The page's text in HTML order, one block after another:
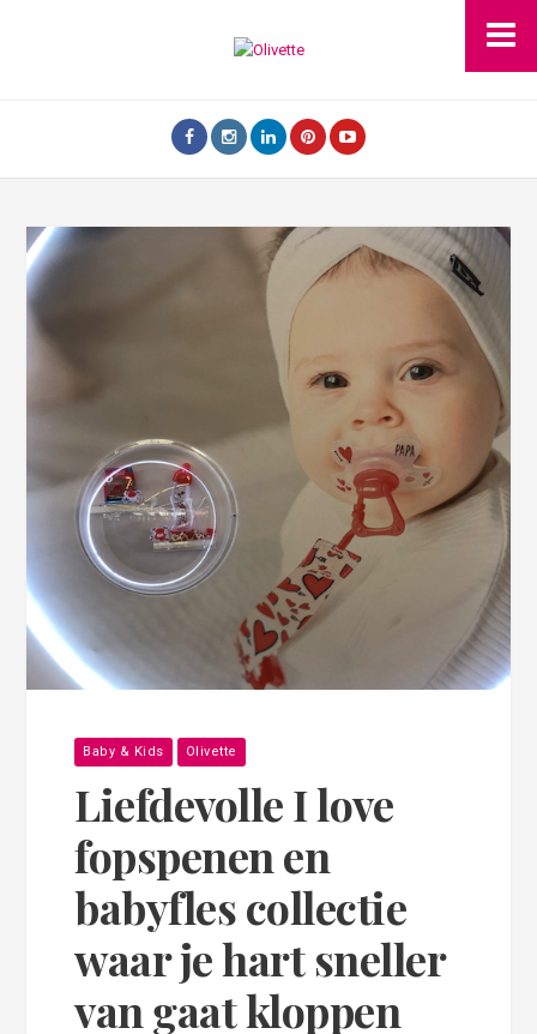
Baby & Kids Olivette
Liefdevolle I love
fopspenen en
babyfles collectie
waar je hart sneller
van gaat kloppen